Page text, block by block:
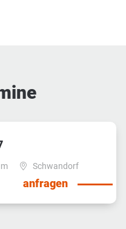
Schwandorf
anfragen